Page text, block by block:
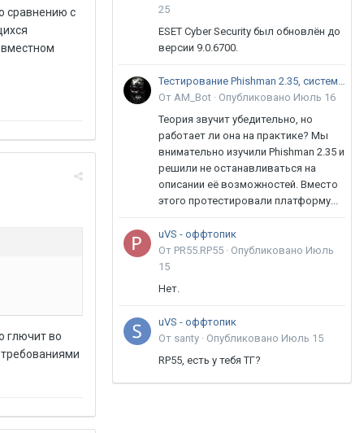
сравнению с
глючит во
25
ESET Cyber Security был обновлён до
версии 9.0.6700.
Тестирование Phishman 2.35, системы повышения осведомлённости пользователей в сфере ИБ
От AM_Bot · Опубликовано Июль 16
Теория звучит убедительно, но
работает ли она на практике? Мы
внимательно изучили Phishman 2.35 и
решили не останавливаться на
описании её возможностей. Вместо
этого протестировали платформу...
uVS - оффтопик
От PR55.RP55 · Опубликовано Июль
15
Нет.
uVS - оффтопик
От santy · Опубликовано Июль 15
RP55, есть у тебя ТГ?